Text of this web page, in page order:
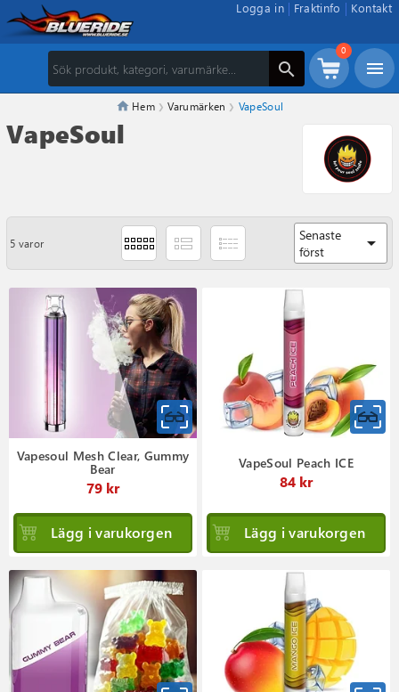
Kontakt
Fraktinfo
Logga in
search
0
menu
Hem Varumärken VapeSoul
VapeSoul
5 varor
Senaste
först
arrow_drop_down
Vapesoul Mesh Clear, Gummy
Bear
79 kr
Lägg i varukorgen
VapeSoul Peach ICE
84 kr
Lägg i varukorgen